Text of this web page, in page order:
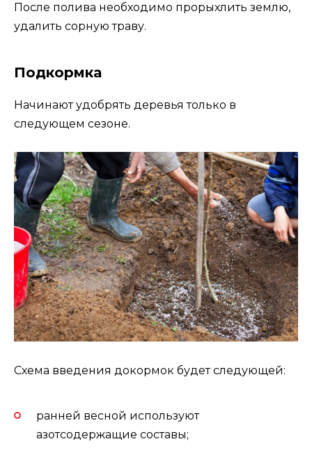
После полива необходимо прорыхлить землю,
удалить сорную траву.
Подкормка
Начинают удобрять деревья только в
следующем сезоне.
Схема введения докормок будет следующей:
ранней весной используют
азотсодержащие составы;